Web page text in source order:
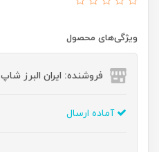
ویژگی‌های محصول
فروشنده: ایران البرز شاپ
آماده ارسال